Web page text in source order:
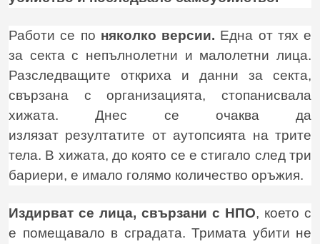
Работи се по няколко версии. Една от тях е
за секта с непълнолетни и малолетни лица.
Разследващите откриха и данни за секта,
свързана с организацията, стопанисвала
хижата. Днес се очаква да
излязат резултатите от аутопсията на трите
тела. В хижата, до която се е стигало след три
бариери, е имало голямо количество оръжия.
Издирват се лица, свързани с НПО, което с
е помещавало в сградата. Тримата убити не